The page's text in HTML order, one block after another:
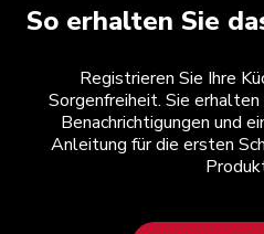
So erhalten Sie
Registrieren Sie Ihre
Sorgenfreiheit. Sie
Benachrichtigungen und
Anleitung für die ersten